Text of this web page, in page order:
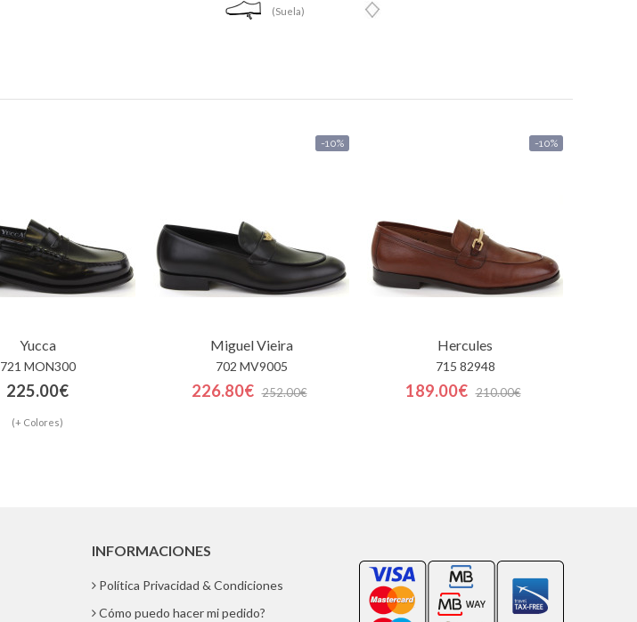
(Suela)
Yucca
721 MON300
225.00€
(+ Colores)
-10%
Miguel Vieira
702 MV9005
226.80€ 252.00€
-10%
Hercules
715 82948
189.00€ 210.00€
INFORMACIONES
Política Privacidad & Condiciones
Cómo puedo hacer mi pedido?